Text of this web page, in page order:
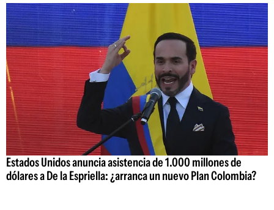
Estados Unidos anuncia asistencia de 1.000 millones de
dólares a De la Espriella: ¿arranca un nuevo Plan Colombia?